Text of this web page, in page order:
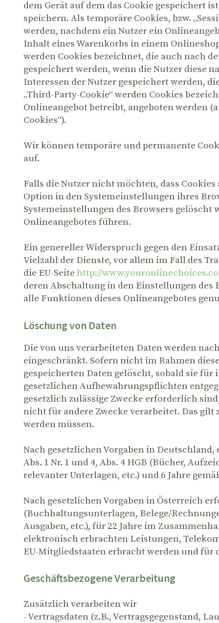
dem Gerät auf dem das Cookie gespeichert
speichern. Als temporäre Cookies, bzw.
werden, nachdem ein Nutzer ein
Inhalt eines Warenkorbs in einem
werden Cookies bezeichnet, die auch nach
gespeichert werden, wenn die Nutzer diese
Interessen der Nutzer gespeichert werden,
„Third-Party-Cookie“ werden Cookies
Onlineangebot betreibt, angeboten werden
Cookies“).
Wir können temporäre und permanente
auf.
Falls die Nutzer nicht möchten, dass
Option in den Systemeinstellungen ihres
Systemeinstellungen des Browsers
Onlineangebotes führen.
Ein genereller Widerspruch gegen den
Vielzahl der Dienste, vor allem im Fall des
die EU-Seite http://
deren Abschaltung in den Einstellungen des
alle Funktionen dieses Onlineangebotes
Löschung von Daten
Die von uns verarbeiteten Daten werden
eingeschränkt. Sofern nicht im Rahmen
gespeicherten Daten gelöscht, sobald sie
gesetzlichen Aufbewahrungspflichten
gesetzlich zulässige Zwecke erforderlich
nicht für andere Zwecke verarbeitet. Das
werden müssen.
Nach gesetzlichen Vorgaben in Deutschland,
Abs. 1 Nr. 1 und 4, Abs. 4 HGB (Bücher,
relevanter Unterlagen, etc.) und 6 Jahre
Nach gesetzlichen Vorgaben in Österreich
(Buchhaltungsunterlagen, Belege/
Ausgaben, etc.), für 22 Jahre im
elektronisch erbrachten Leistungen,
EU-Mitgliedstaaten erbracht werden und für
Geschäftsbezogene Verarbeitung
Zusätzlich verarbeiten wir
- Vertragsdaten (z.B., Vertragsgegenstand,